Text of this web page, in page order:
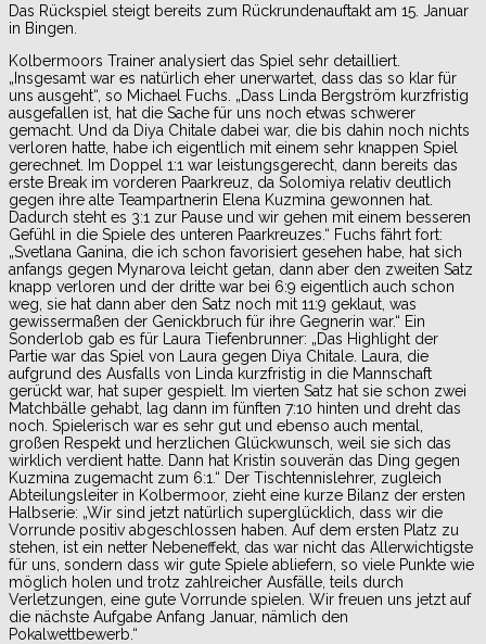
Das Rückspiel steigt bereits zum Rückrundenauftakt am 15. Januar
in Bingen.
Kolbermoors Trainer analysiert das Spiel sehr detailliert.
„Insgesamt war es natürlich eher unerwartet, dass das so klar für
uns ausgeht“, so Michael Fuchs. „Dass Linda Bergström kurzfristig
ausgefallen ist, hat die Sache für uns noch etwas schwerer
gemacht. Und da Diya Chitale dabei war, die bis dahin noch nichts
verloren hatte, habe ich eigentlich mit einem sehr knappen Spiel
gerechnet. Im Doppel 1:1 war leistungsgerecht, dann bereits das
erste Break im vorderen Paarkreuz, da Solomiya relativ deutlich
gegen ihre alte Teampartnerin Elena Kuzmina gewonnen hat.
Dadurch steht es 3:1 zur Pause und wir gehen mit einem besseren
Gefühl in die Spiele des unteren Paarkreuzes.“ Fuchs fährt fort:
„Svetlana Ganina, die ich schon favorisiert gesehen habe, hat sich
anfangs gegen Mynarova leicht getan, dann aber den zweiten Satz
knapp verloren und der dritte war bei 6:9 eigentlich auch schon
weg, sie hat dann aber den Satz noch mit 11:9 geklaut, was
gewissermaßen der Genickbruch für ihre Gegnerin war.“ Ein
Sonderlob gab es für Laura Tiefenbrunner: „Das Highlight der
Partie war das Spiel von Laura gegen Diya Chitale. Laura, die
aufgrund des Ausfalls von Linda kurzfristig in die Mannschaft
gerückt war, hat super gespielt. Im vierten Satz hat sie schon zwei
Matchbälle gehabt, lag dann im fünften 7:10 hinten und dreht das
noch. Spielerisch war es sehr gut und ebenso auch mental,
großen Respekt und herzlichen Glückwunsch, weil sie sich das
wirklich verdient hatte. Dann hat Kristin souverän das Ding gegen
Kuzmina zugemacht zum 6:1.“ Der Tischtennislehrer, zugleich
Abteilungsleiter in Kolbermoor, zieht eine kurze Bilanz der ersten
Halbserie: „Wir sind jetzt natürlich superglücklich, dass wir die
Vorrunde positiv abgeschlossen haben. Auf dem ersten Platz zu
stehen, ist ein netter Nebeneffekt, das war nicht das Allerwichtigste
für uns, sondern dass wir gute Spiele abliefern, so viele Punkte wie
möglich holen und trotz zahlreicher Ausfälle, teils durch
Verletzungen, eine gute Vorrunde spielen. Wir freuen uns jetzt auf
die nächste Aufgabe Anfang Januar, nämlich den
Pokalwettbewerb.“